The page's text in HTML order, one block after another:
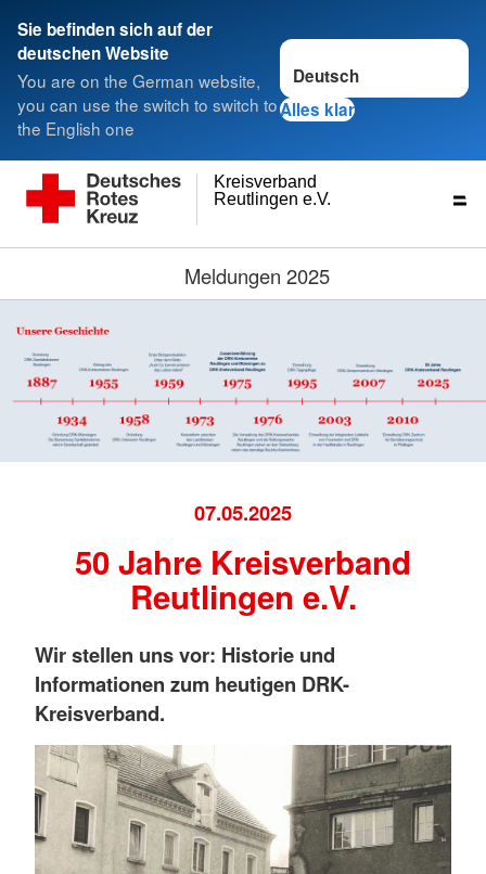
Sie befinden sich auf der
deutschen Website
You are on the German website,
you can use the switch to switch to
the English one
Sprache wechseln zu
Alles klar
Reutlingen e.V.
Kreisverband
Meldungen 2025
07.05.2025
50 Jahre Kreisverband
Reutlingen e.V.
Wir stellen uns vor: Historie und
Informationen zum heutigen DRK-
Kreisverband.